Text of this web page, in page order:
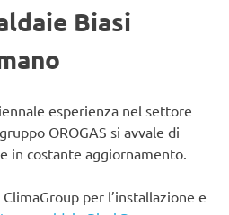
Biasi
esperienza nel settore
OROGAS si avvale di
in costante aggiornamento.
per l’installazione e